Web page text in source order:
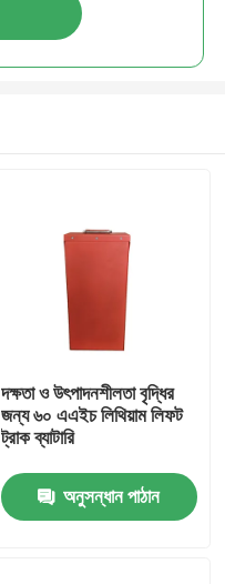
দক্ষতা ও উৎপাদনশীলতা বৃদ্ধির
জন্য ৬০ এএইচ লিথিয়াম লিফট
ট্রাক ব্যাটারি
অনুসন্ধান পাঠান